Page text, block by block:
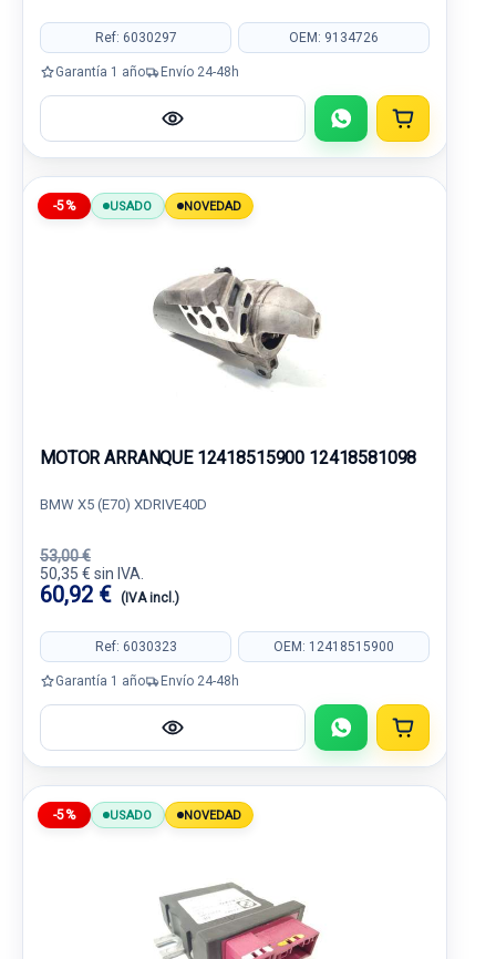
Ref: 6030297 OEM: 9134726
Garantía 1 año Envío 24-48h
-5% USADO NOVEDAD
MOTOR ARRANQUE 12418515900 12418581098
BMW X5 (E70) XDRIVE40D
53,00 €
50,35 € sin IVA.
60,92 € (IVA incl.)
Ref: 6030323 OEM: 12418515900
Garantía 1 año Envío 24-48h
-5% USADO NOVEDAD